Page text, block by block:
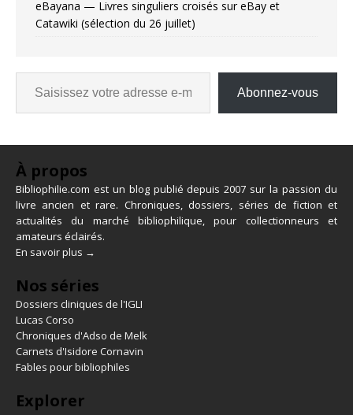
eBayana — Livres singuliers croisés sur eBay et
Catawiki (sélection du 26 juillet)
Abonnez-vous
À propos
Bibliophilie.com est un blog publié depuis 2007 sur la passion du
livre ancien et rare. Chroniques, dossiers, séries de fiction et
actualités du marché bibliophilique, pour collectionneurs et
amateurs éclairés.
En savoir plus →
Nos séries
Dossiers cliniques de l'IGLI
Lucas Corso
Chroniques d'Adso de Melk
Carnets d'Isidore Cornavin
Fables pour bibliophiles
Explorer